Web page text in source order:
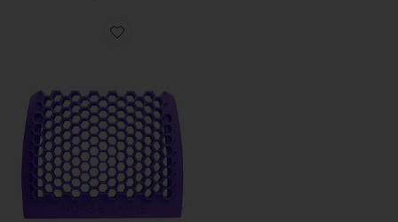
Favorite СИЛИКОНОВАЯ МОЧАЛКА EXFOLIBAND